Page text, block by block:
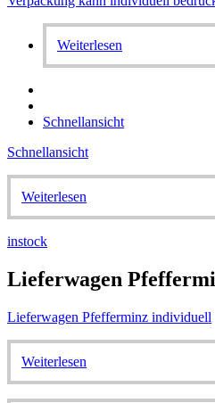
Weiterlesen
Schnellansicht
Schnellansicht
Weiterlesen
instock
Lieferwagen
Lieferwagen Pfefferminz individuell
Weiterlesen